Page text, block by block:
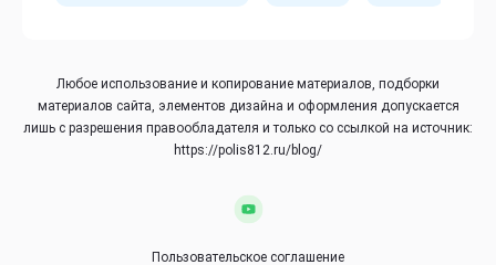
Любое использование и копирование материалов, подборки
материалов сайта, элементов дизайна и оформления допускается
лишь с разрешения правообладателя и только со ссылкой на источник:
https://polis812.ru/blog/
Пользовательское соглашение